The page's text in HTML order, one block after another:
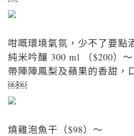
咁嘅環境氣氛，少不了要點
純米吟釀 300 ml （$200）～
帶陣陣鳳梨及蘋果的香甜，
￼￼
燒雞泡魚干（$98）～